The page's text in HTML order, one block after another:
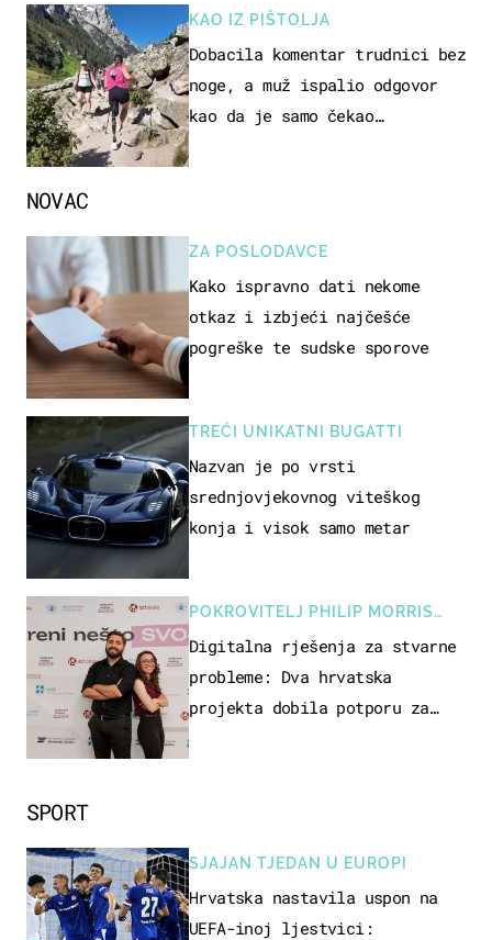
KAO IZ PIŠTOLJA
Dobacila komentar trudnici bez
noge, a muž ispalio odgovor
kao da je samo čekao…
SPORT
SJAJAN TJEDAN U EUROPI
Hrvatska nastavila uspon na
UEFA-inoj ljestvici:
NOVAC
ZA POSLODAVCE
Kako ispravno dati nekome
otkaz i izbjeći najčešće
pogreške te sudske sporove
TREĆI UNIKATNI BUGATTI
Nazvan je po vrsti
srednjovjekovnog viteškog
konja i visok samo metar
POKROVITELJ PHILIP MORRIS
ZAGREB
Digitalna rješenja za stvarne
probleme: Dva hrvatska
projekta dobila potporu za